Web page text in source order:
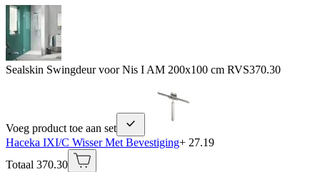
Sealskin Swingdeur voor Nis I AM 200x100 cm RVS370.30
Voeg product toe aan set
Haceka IXI/C Wisser Met Bevestiging+ 27.19
Totaal 370.30